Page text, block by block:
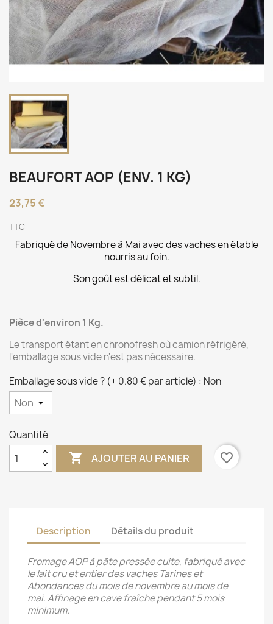
BEAUFORT AOP (ENV. 1 KG)
23,75 €
TTC
Fabriqué de Novembre à Mai avec des vaches en étable
nourris au foin.
Son goût est délicat et subtil.
Pièce d'environ 1 Kg.
Le transport étant en chronofresh où camion réfrigéré,
l'emballage sous vide n'est pas nécessaire.
Emballage sous vide ? (+ 0.80 € par article) : Non
Quantité
 AJOUTER AU PANIER favorite_border
Description Détails du produit
Fromage AOP à pâte pressée cuite, fabriqué avec
le lait cru et entier des vaches Tarineset
Abondances du mois de novembre au mois de
mai.Affinage en cave fraîche pendant 5 mois
minimum.